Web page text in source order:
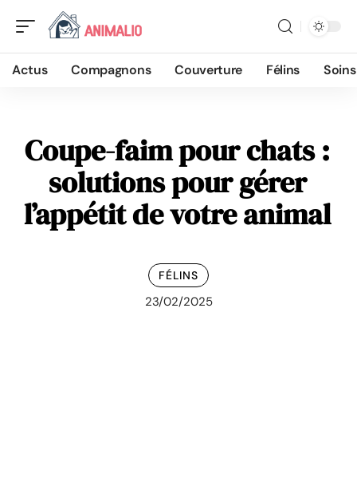
Actus Compagnons Couverture Félins Soins
Coupe-faim pour chats :
solutions pour gérer
l’appétit de votre animal
FÉLINS
23/02/2025